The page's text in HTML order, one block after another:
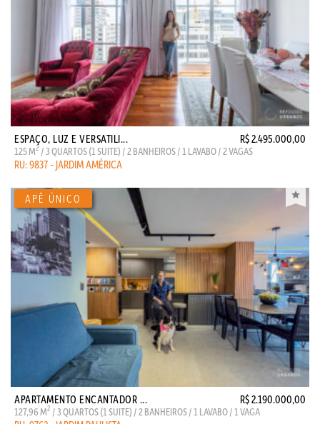
ESPAÇO, LUZ E VERSATILI... R$ 2.495.000,00
125 M2 / 3 QUARTOS (1 SUITE) / 2 BANHEIROS / 1 LAVABO / 2 VAGAS
RU: 9837 - JARDIM AMÉRICA
APARTAMENTO ENCANTADOR ... R$ 2.190.000,00
127,96 M2 / 3 QUARTOS (1 SUITE) / 2 BANHEIROS / 1 LAVABO / 1 VAGA